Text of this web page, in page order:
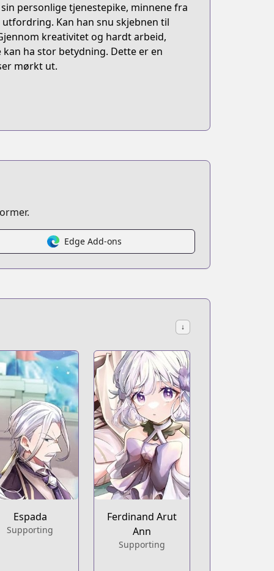
magic-turns-a-nameless-village-into-the-
personlige tjenestepike, minnene fra
Kan han snu skjebnen til
kreativitet og hardt arbeid,
ha stor betydning. Dette er en
mørkt ut.
Edge Add-ons
↓
Espada
Supporting
Ferdinand Arut
Ann
Supporting